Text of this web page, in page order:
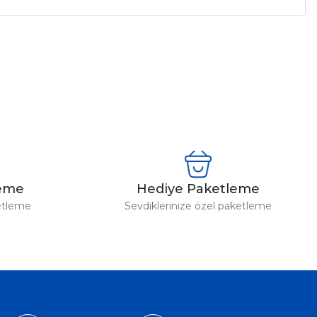
Hediye Paketleme
Sevdiklerinize özel paketleme